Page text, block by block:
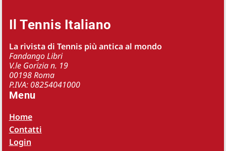
Il Tennis Italiano
La rivista di Tennis più antica al mondo
Fandango Libri
V.le Gorizia n. 19
00198 Roma
P.IVA: 08254041000
Menu
Home
Contatti
Login